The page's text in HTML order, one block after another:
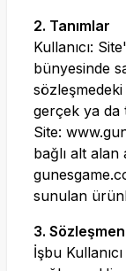
2. Tanımlar
Kullanıcı:
bünyesinde
gerçek ya da
Site:
bağlı alt alan
sunulan
3.
İşbu